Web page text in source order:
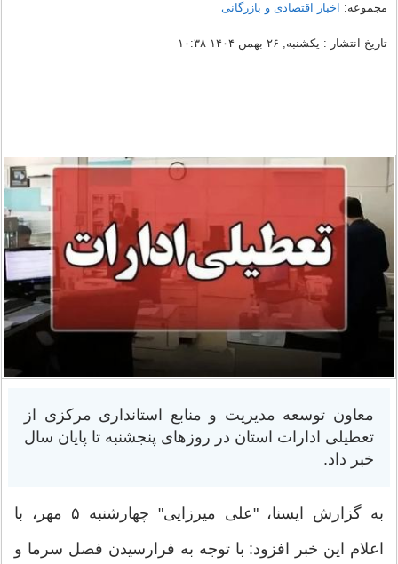
مجموعه: اخبار اقتصادی و بازرگانی
تاریخ انتشار : یکشنبه, ۲۶ بهمن ۱۴۰۴ ۱۰:۳۸
معاون توسعه مدیریت و منابع استانداری مرکزی از
تعطیلی ادارات استان در روزهای پنجشنبه تا پایان سال
خبر داد.
به گزارش ایسنا، "علی میرزایی" چهارشنبه ۵ مهر، با
اعلام این خبر افزود: با توجه به فرارسیدن فصل سرما و